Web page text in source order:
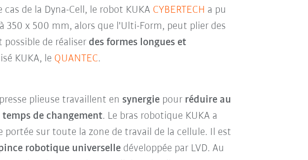
cas de la Dyna-Cell, le robot KUKA CYBERTECH a pu
x 500 mm, alors que l'Ulti-Form, peut plier des
de réaliser des formes longues et
KUKA, le QUANTEC.
plieuse travaillent en synergie pourréduire au
de changement. Le bras robotique KUKA a
portée sur toute la zone de travail de la cellule. Il est
robotique universelledéveloppée par LVD. Au